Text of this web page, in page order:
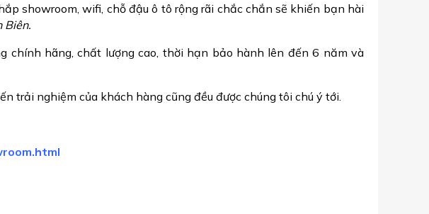
showroom, wifi, chỗ đậu ô tô rộng rãi chắc chắn sẽ khiến bạn hài
Biên.
chính hãng, chất lượng cao, thời hạn bảo hành lên đến 6 năm và
trải nghiệm của khách hàng cũng đều được chúng tôi chú ý tới.